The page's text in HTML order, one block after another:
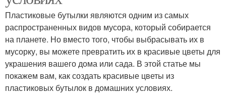
Пластиковые бутылки являются одним из самых
распространенных видов мусора, который собирается
на планете. Но вместо того, чтобы выбрасывать их в
мусорку, вы можете превратить их в красивые цветы для
украшения вашего дома или сада. В этой статье мы
покажем вам, как создать красивые цветы из
пластиковых бутылок в домашних условиях.